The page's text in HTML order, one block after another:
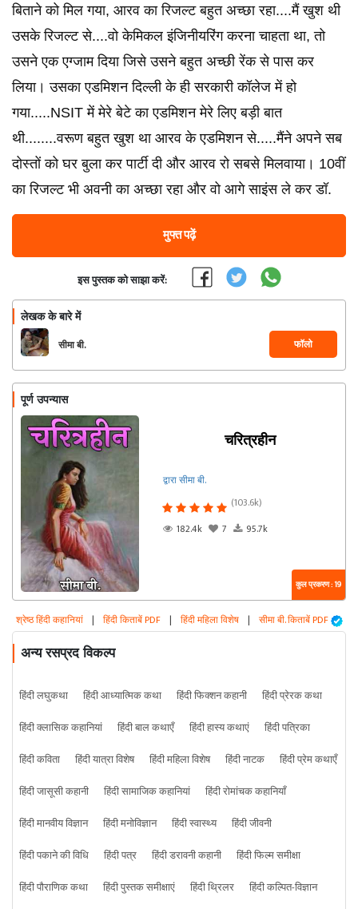
बिताने को मिल गया, आरव का रिजल्ट बहुत अच्छा रहा....मैं खुश थी
उसके रिजल्ट से....वो केमिकल इंजिनीयरिंग करना चाहता था, तो
उसने एक एग्जाम दिया जिसे उसने बहुत अच्छी रेंक से पास कर
लिया। उसका एडमिशन दिल्ली के ही सरकारी कॉलेज में हो
गया.....NSIT में मेरे बेटे का एडमिशन मेरे लिए बड़ी बात
थी........वरूण बहुत खुश था आरव के एडमिशन से.....मैंने अपने सब
दोस्तों को घर बुला कर पार्टी दी और आरव रो सबसे मिलवाया। 10वीं
का रिजल्ट भी अवनी का अच्छा रहा और वो आगे साइंस ले कर डॉ.
मुफ्त पढ़ें
इस पुस्तक को साझा करें:
लेखक के बारे में
सीमा बी. फॉलो
पूर्ण उपन्यास
चरित्रहीन
द्वारा सीमा बी.
(103.6k)
182.4k
7 95.7k
कुल प्रकरण : 19
श्रेष्ठ हिंदी कहानियां | हिंदी किताबें PDF | हिंदी महिला विशेष | सीमा बी. किताबें PDF
अन्य रसप्रद विकल्प
हिंदी लघुकथा हिंदी आध्यात्मिक कथा हिंदी फिक्शन कहानी
हिंदी प्रेरक कथा
हिंदी क्लासिक कहानियां
हिंदी बाल कथाएँ हिंदी हास्य कथाएं
हिंदी पत्रिका
हिंदी कविता
हिंदी यात्रा विशेष हिंदी महिला विशेष हिंदी नाटक
हिंदी प्रेम कथाएँ
हिंदी जासूसी कहानी
हिंदी सामाजिक कहानियां
हिंदी रोमांचक कहानियाँ
हिंदी मानवीय विज्ञान
हिंदी मनोविज्ञान हिंदी स्वास्थ्य
हिंदी जीवनी
हिंदी पकाने की विधि
हिंदी पत्र हिंदी डरावनी कहानी
हिंदी फिल्म समीक्षा
हिंदी पौराणिक कथा
हिंदी पुस्तक समीक्षाएं हिंदी थ्रिलर हिंदी कल्पित-विज्ञान